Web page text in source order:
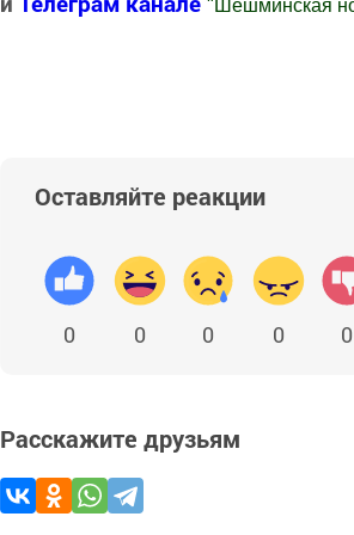
" Шешминская
Оставляйте реакции
0 0 0 0 0
Расскажите друзьям